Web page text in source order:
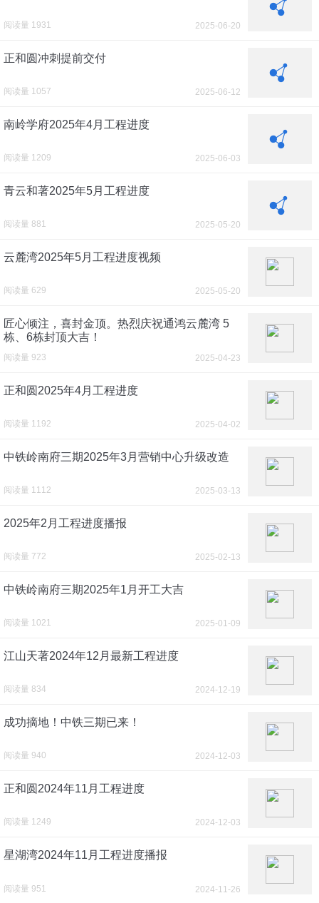
2025-06-20
阅读量 1931
正和圆冲刺提前交付
2025-06-12
阅读量 1057
南岭学府2025年4月工程进度
2025-06-03
阅读量 1209
青云和著2025年5月工程进度
2025-05-20
阅读量 881
云麓湾2025年5月工程进度视频
2025-05-20
阅读量 629
匠心倾注，喜封金顶。热烈庆祝通鸿云麓湾 5
栋、6栋封顶大吉！
2025-04-23
阅读量 923
正和圆2025年4月工程进度
2025-04-02
阅读量 1192
中铁岭南府三期2025年3月营销中心升级改造
2025-03-13
阅读量 1112
2025年2月工程进度播报
2025-02-13
阅读量 772
中铁岭南府三期2025年1月开工大吉
2025-01-09
阅读量 1021
江山天著2024年12月最新工程进度
2024-12-19
阅读量 834
成功摘地！中铁三期已来！
2024-12-03
阅读量 940
正和圆2024年11月工程进度
2024-12-03
阅读量 1249
星湖湾2024年11月工程进度播报
2024-11-26
阅读量 951